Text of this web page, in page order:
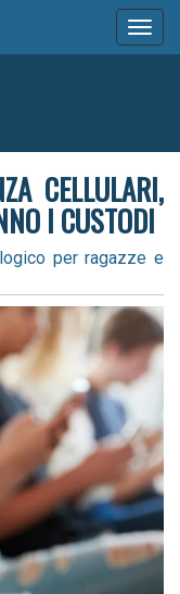
CELLULARI,
I CUSTODI
per ragazze e